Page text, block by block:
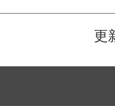
更